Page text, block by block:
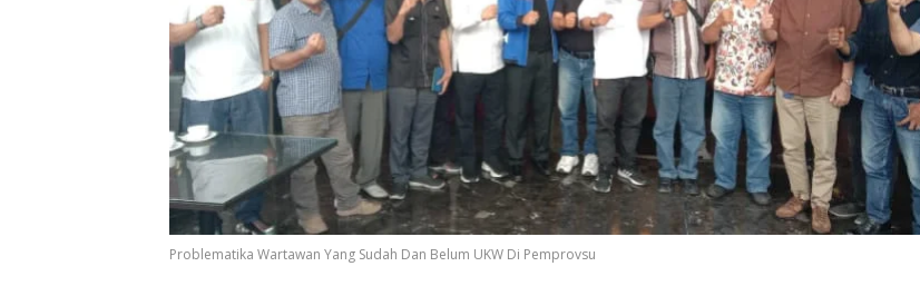
Problematika Wartawan Yang Sudah Dan Belum UKW Di Pemprovsu